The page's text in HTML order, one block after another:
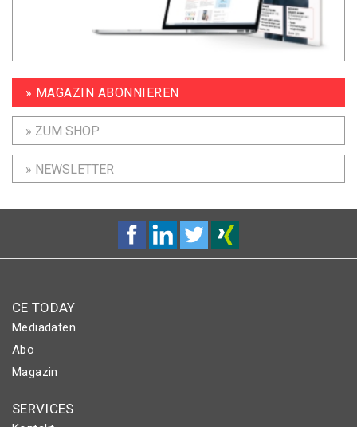
» MAGAZIN ABONNIEREN
» ZUM SHOP
» NEWSLETTER
CE TODAY
Mediadaten
Abo
Magazin
SERVICES